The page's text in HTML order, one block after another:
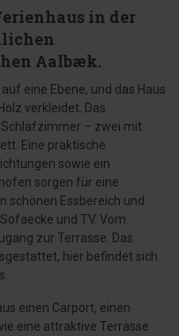
in der
Aalbæk.
eine Ebene, und das Haus
verkleidet. Das
– zwei mit
Eine praktische
sowie ein
sorgen für eine
schönen Essbereich und
und TV. Vom
zur Terrasse. Das
hier befindet sich
einen Carport, einen
eine attraktive Terrasse